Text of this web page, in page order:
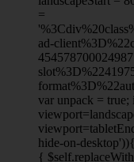
=
ad-
var unpack =
viewport
viewport
hide-on-
{